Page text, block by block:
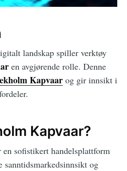
landskap spiller verktøy
en avgjørende rolle. Denne
Kapvaar og gir innsikt i
Kapvaar?
en sofistikert handelsplattform
sanntidsmarkedsinnsikt og